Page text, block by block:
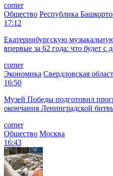
corner
Общество Республика
17:12
Екатеринбургскую
впервые за 62 года: что будет с
corner
Экономика Свердловская
16:50
Музей Победы подготовил
окончания Ленинградской
corner
Общество Москва
16:43